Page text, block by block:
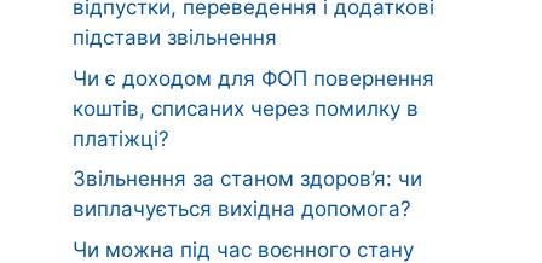
відпустки, переведення і додаткові
підстави звільнення
Чи є доходом для ФОП повернення
коштів, списаних через помилку в
платіжці?
Звільнення за станом здоров’я: чи
виплачується вихідна допомога?
Чи можна під час воєнного стану